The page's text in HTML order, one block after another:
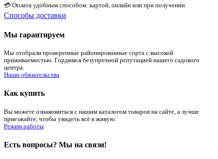
💳 Оплата удобным способом: картой, онлайн или при получении.
Способы доставки
Мы гарантируем
Мы отобрали проверенные районированные сорта с высокой
приживаемостью. Гордимся безупречной репутацией нашего садового
центра.
Наши обязательства
Как купить
Вы можете ознакомиться с нашим каталогом товаров на сайте, а лучше
приезжайте, чтобы увидеть всё в живую.
Режим работы
Есть вопросы? Мы на связи!